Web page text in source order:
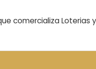
comercializa Loterias